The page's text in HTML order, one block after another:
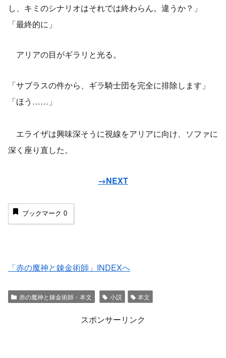
し、キミのシナリオはそれでは終わらん。違うか？」
「最終的に」
アリアの目がギラリと光る。
「サブラスの件から、ギラ騎士団を完全に排除します」
「ほう……」
エライザは興味深そうに視線をアリアに向け、ソファに
深く座り直した。
→NEXT
ブックマーク 0
「赤の魔神と錬金術師」INDEXへ
赤の魔神と錬金術師・本文 小説 本文
スポンサーリンク